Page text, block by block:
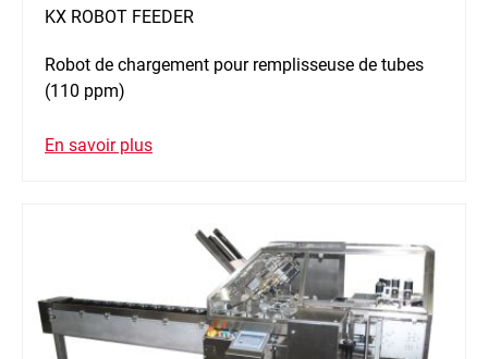
KX ROBOT FEEDER
Robot de chargement pour remplisseuse de tubes
(110 ppm)
En savoir plus